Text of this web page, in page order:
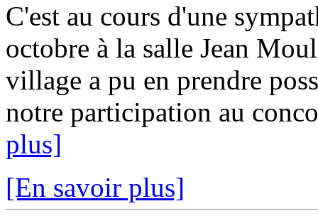
C'est au cours d'une
octobre à la salle Jean
village a pu en prendre
notre participation au
plus]
[En savoir plus]